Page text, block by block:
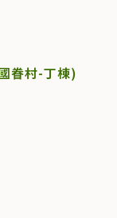
眷村-丁棟)